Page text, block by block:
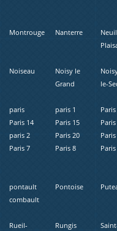
Montrouge
Nanterre
Noiseau
Noisy le
Grand
le-
paris
paris 1
Paris 14
Paris 15
paris 2
Paris 20
Paris 7
Paris 8
pontault
combault
Pontoise
Rueil-
Rungis